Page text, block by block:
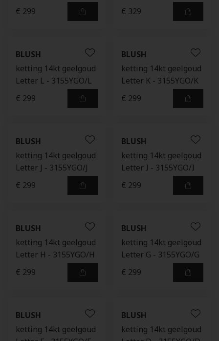
€ 299
€ 329
BLUSH
ketting 14kt geelgoud
Letter L - 3155YGO/L
€ 299
BLUSH
ketting 14kt geelgoud
Letter K - 3155YGO/K
€ 299
BLUSH
ketting 14kt geelgoud
Letter J - 3155YGO/J
€ 299
BLUSH
ketting 14kt geelgoud
Letter I - 3155YGO/I
€ 299
BLUSH
ketting 14kt geelgoud
Letter H - 3155YGO/H
€ 299
BLUSH
ketting 14kt geelgoud
Letter G - 3155YGO/G
€ 299
BLUSH
ketting 14kt geelgoud
BLUSH
ketting 14kt geelgoud